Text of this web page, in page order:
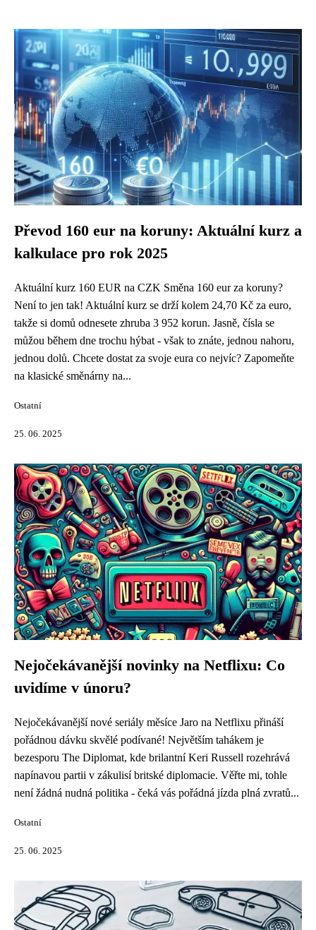
Převod 160 eur na koruny: Aktuální kurz a
kalkulace pro rok 2025
Aktuální kurz 160 EUR na CZK Směna 160 eur za koruny?
Není to jen tak! Aktuální kurz se drží kolem 24,70 Kč za euro,
takže si domů odnesete zhruba 3 952 korun. Jasně, čísla se
můžou během dne trochu hýbat - však to znáte, jednou nahoru,
jednou dolů. Chcete dostat za svoje eura co nejvíc? Zapomeňte
na klasické směnárny na...
Ostatní
25. 06. 2025
Nejočekávanější novinky na Netflixu: Co
uvidíme v únoru?
Nejočekávanější nové seriály měsíce Jaro na Netflixu přináší
pořádnou dávku skvělé podívané! Největším tahákem je
bezesporu The Diplomat, kde brilantní Keri Russell rozehrává
napínavou partii v zákulisí britské diplomacie. Věřte mi, tohle
není žádná nudná politika - čeká vás pořádná jízda plná zvratů...
Ostatní
25. 06. 2025